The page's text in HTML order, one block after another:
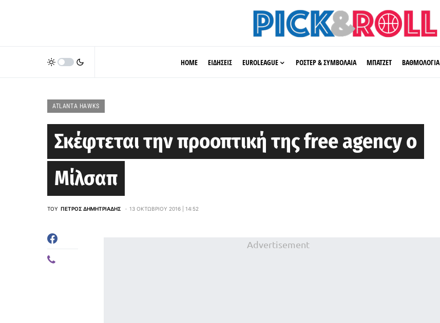
HOME ΕΙΔΗΣΕΙΣ EUROLEAGUE ΡΟΣΤΕΡ & ΣΥΜΒΟΛΑΙΑ ΜΠΑΤΖΕΤ ΒΑΘΜΟΛΟΓΙΑ
ATLANTA HAWKS
Σκέφτεται την προοπτική της free agency ο
Μίλσαπ
ΤΟΥ ΠΈΤΡΟΣ ΔΗΜΗΤΡΙΆΔΗΣ 13 ΟΚΤΩΒΡΊΟΥ 2016 | 14:52
Advertisement